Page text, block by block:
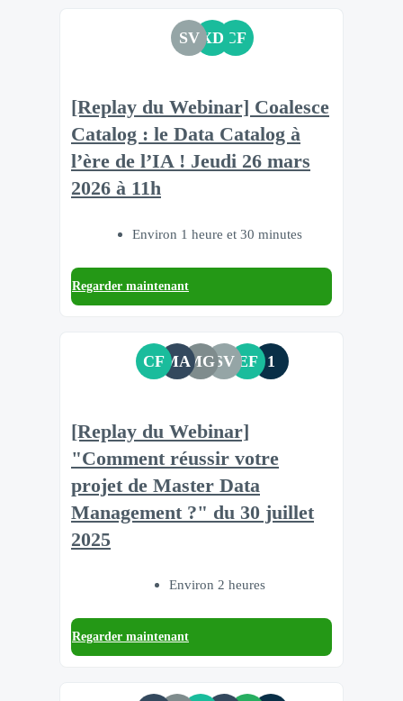
SV XD CF
[Replay du Webinar] Coalesce
Catalog : le Data Catalog à
l’ère de l’IA ! Jeudi 26 mars
2026 à 11h
Environ 1 heure et 30 minutes
Regarder maintenant
CFMAMGSV EF 1
[Replay du Webinar]
"Comment réussir votre
projet de Master Data
Management ?" du 30 juillet
2025
Environ 2 heures
Regarder maintenant